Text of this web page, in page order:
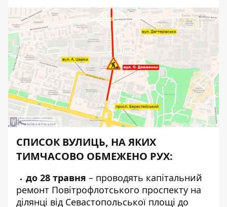
СПИСОК ВУЛИЦЬ, НА ЯКИХ
ТИМЧАСОВО ОБМЕЖЕНО РУХ:
до 28 травня – проводять капітальний
ремонт Повітрофлотського проспекту на
ділянці від Севастопольської площі до